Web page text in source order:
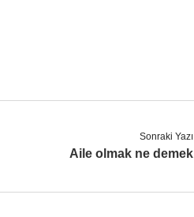
Sonraki Yazı
Aile olmak ne demek